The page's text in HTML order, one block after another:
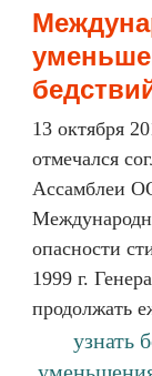
13 октября
отмечался
Ассамблеи
опасности
1999 г.
продолжать
узнать